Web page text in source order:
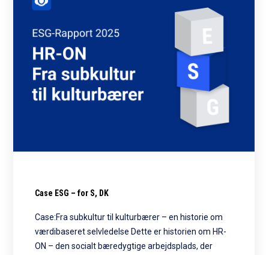
Case ESG – for S, DK
Case:Fra subkultur til kulturbærer – en historie om
værdibaseret selvledelse Dette er historien om HR-
ON – den socialt bæredygtige arbejdsplads, der